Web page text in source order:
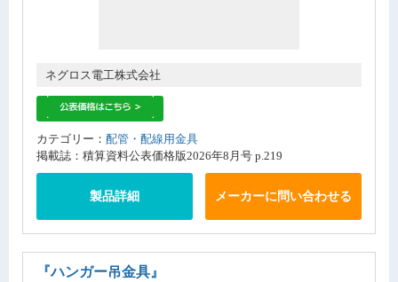
ネグロス電工株式会社
カテゴリー： 配管・配線用金具
掲載誌：積算資料公表価格版2026年8月号 p.219
製品詳細 メーカーに問い合わせる
『ハンガー吊金具』